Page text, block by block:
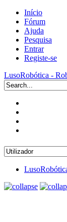
Início
Fórum
Ajuda
Pesquisa
Entrar
Registe-se
LusoRobótica -